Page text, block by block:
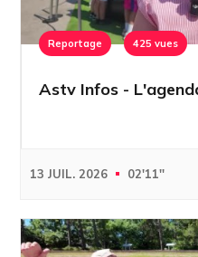
Reportage 425 vues
Astv Infos -
13 JUIL. 2026 02'11''